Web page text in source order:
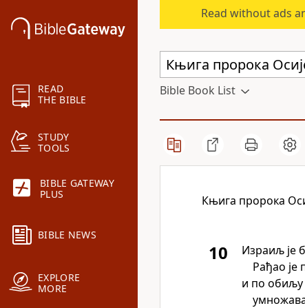
READ
THE BIBLE
STUDY
TOOLS
BIBLE GATEWAY
PLUS
BIBLE NEWS
EXPLORE
MORE
Read without ads
Bible Book List
Књига пророка
10
Израиљ је
Рађао је
и по обиљу